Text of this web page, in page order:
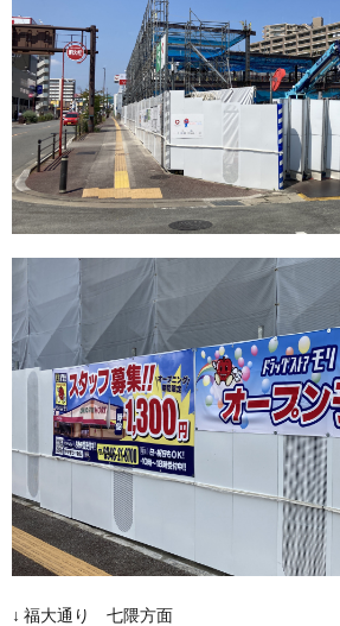
↓ 福大通り 七隈方面